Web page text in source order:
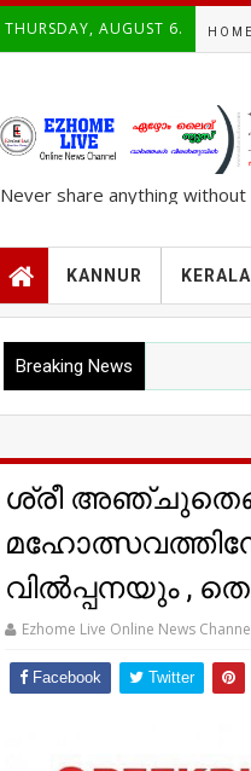
THURSDAY, AUGUST 6. HOME
Never share anything without
KANNUR KERALA
Breaking News
ശ്രീ
വിൽപ്പനയും ,
Ezhome Live Online News
Facebook Twitter